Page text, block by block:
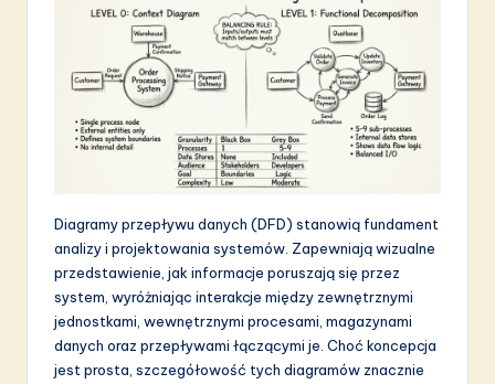
in
A
Diagramy przepływu danych (DFD) stanowią fundament
analizy i projektowania systemów. Zapewniają wizualne
przedstawienie, jak informacje poruszają się przez
system, wyróżniając interakcje między zewnętrznymi
jednostkami, wewnętrznymi procesami, magazynami
danych oraz przepływami łączącymi je. Choć koncepcja
jest prosta, szczegółowość tych diagramów znacznie